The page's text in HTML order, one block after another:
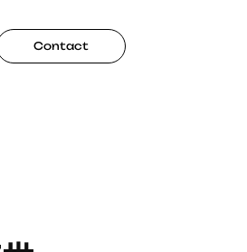
Contact